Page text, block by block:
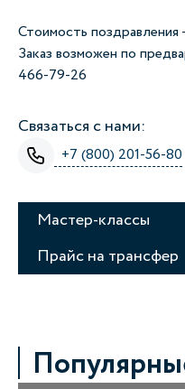
Стоимость поздравления
Заказ возможен по
466-79-26
Связаться с нами:
+7 (800) 201-56-80
Мастер-классы
Прайс на трансфер